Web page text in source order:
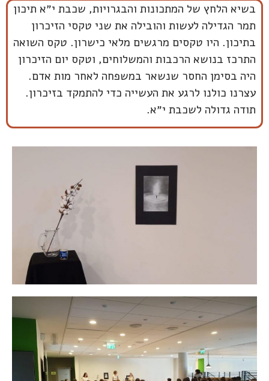
בשיא הלחץ של המתכונות והבגרויות, שכבת י״א תיכון
תמר הגדילה לעשות והובילה את שני טקסי הזיכרון
בתיכון. היו טקסים מרגשים מלאי כישרון. טקס השואה
התרכז בנושא הרכבות והמשלוחים, וטקס יום הזיכרון
היה בסימן החסר שנשאר במשפחה לאחר מות אדם.
עצרנו כולנו לרגע את העשייה כדי להתמקד בזיכרון.
תודה גדולה לשכבת י״א.